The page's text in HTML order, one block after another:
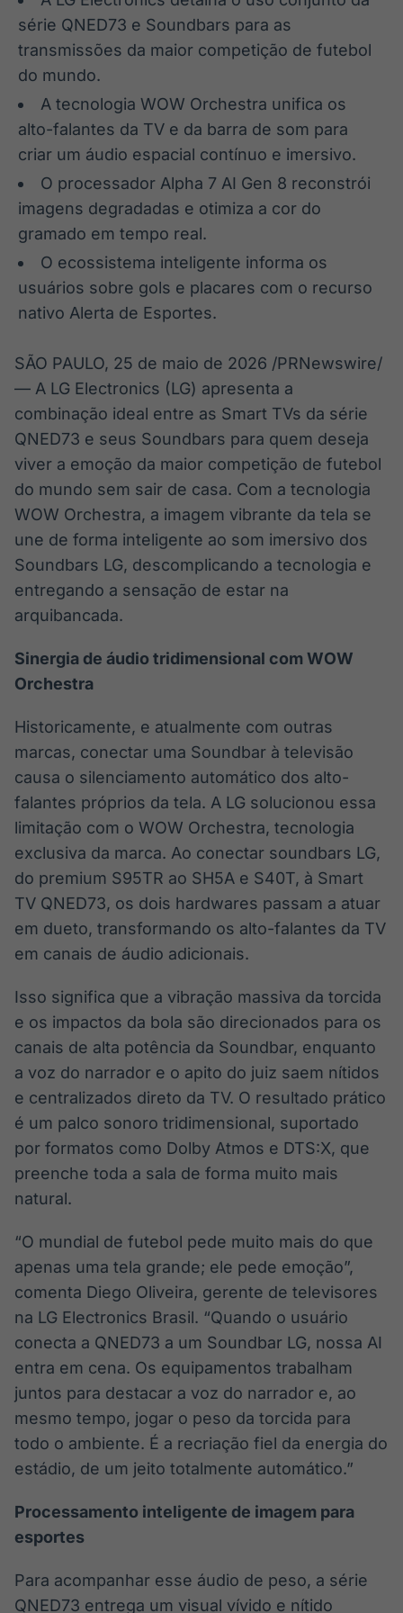
série QNED73 e Soundbars para as
transmissões da maior competição de futebol
do mundo.
A tecnologia WOW Orchestra unifica os
alto-falantes da TV e da barra de som para
criar um áudio espacial contínuo e imersivo.
O processador Alpha 7 AI Gen 8 reconstrói
imagens degradadas e otimiza a cor do
gramado em tempo real.
O ecossistema inteligente informa os
usuários sobre gols e placares com o recurso
nativo Alerta de Esportes.
SÃO PAULO, 25 de maio de 2026 /PRNewswire/
— A LG Electronics (LG) apresenta a
combinação ideal entre as Smart TVs da série
QNED73 e seus Soundbars para quem deseja
viver a emoção da maior competição de futebol
do mundo sem sair de casa. Com a tecnologia
WOW Orchestra, a imagem vibrante da tela se
une de forma inteligente ao som imersivo dos
Soundbars LG, descomplicando a tecnologia e
entregando a sensação de estar na
arquibancada.
Sinergia de áudio tridimensional com WOW
Orchestra
Historicamente, e atualmente com outras
marcas, conectar uma Soundbar à televisão
causa o silenciamento automático dos alto-
falantes próprios da tela. A LG solucionou essa
limitação com o WOW Orchestra, tecnologia
exclusiva da marca. Ao conectar soundbars LG,
do premium S95TR ao SH5A e S40T, à Smart
TV QNED73, os dois hardwares passam a atuar
em dueto, transformando os alto-falantes da TV
em canais de áudio adicionais.
Isso significa que a vibração massiva da torcida
e os impactos da bola são direcionados para os
canais de alta potência da Soundbar, enquanto
a voz do narrador e o apito do juiz saem nítidos
e centralizados direto da TV. O resultado prático
é um palco sonoro tridimensional, suportado
por formatos como Dolby Atmos e DTS:X, que
preenche toda a sala de forma muito mais
natural.
“O mundial de futebol pede muito mais do que
apenas uma tela grande; ele pede emoção”,
comenta Diego Oliveira, gerente de televisores
na LG Electronics Brasil. “Quando o usuário
conecta a QNED73 a um Soundbar LG, nossa AI
entra em cena. Os equipamentos trabalham
juntos para destacar a voz do narrador e, ao
mesmo tempo, jogar o peso da torcida para
todo o ambiente. É a recriação fiel da energia do
estádio, de um jeito totalmente automático.”
Processamento inteligente de imagem para
esportes
Para acompanhar esse áudio de peso, a série
QNED73 entrega um visual vívido e nítido